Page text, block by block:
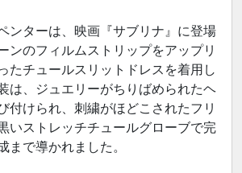
ンターは、映画『サブリナ』に登場
ンのフィルムストリップをアップリ
たチュールスリットドレスを着用し
は、ジュエリーがちりばめられたヘ
付けられ、刺繍がほどこされたフリ
いストレッチチュールグローブで完
まで導かれました。